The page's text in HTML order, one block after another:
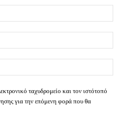
ταχυδρομείο και τον ιστότοπό
για την επόμενη φορά που θα